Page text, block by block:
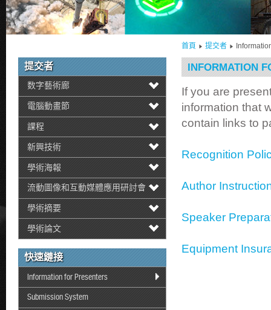
首頁 提交者
提交者
数字藝術廊
電腦動畫節
課程
新興技術
學術海報
流動圖像和互動媒體應用研討會
學術摘要
學術論文
快速鏈接
Information for Presenters
Submission System
INFORMATION
If you are
information that
contain links to
Recognition
Author
Speaker
Equipment